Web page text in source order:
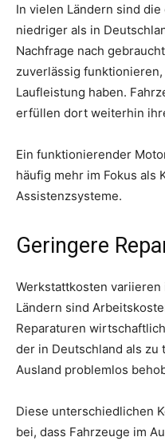
In vielen Ländern sind
niedriger als in
Nachfrage nach
zuverlässig
Laufleistung haben.
erfüllen dort weiterhin
Ein funktionierender
häufig mehr im Fokus als
Assistenzsysteme.
Geringere
Werkstattkosten
Ländern sind
Reparaturen
der in Deutschland als
Ausland problemlos
Diese unterschiedlichen
bei, dass Fahrzeuge im